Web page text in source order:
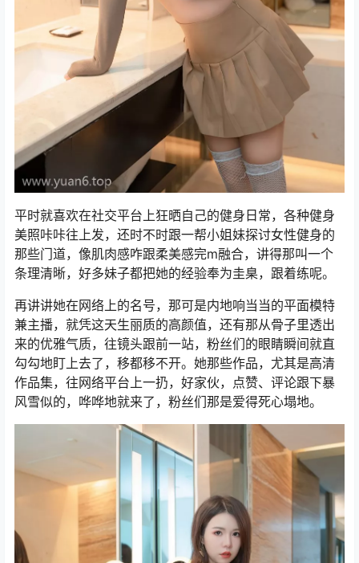
平时就喜欢在社交平台上狂晒自己的健身日常，各种健身
美照咔咔往上发，还时不时跟一帮小姐妹探讨女性健身的
那些门道，像肌肉感咋跟柔美感完m融合，讲得那叫一个
条理清晰，好多妹子都把她的经验奉为圭臬，跟着练呢。
再讲讲她在网络上的名号，那可是内地响当当的平面模特
兼主播，就凭这天生丽质的高颜值，还有那从骨子里透出
来的优雅气质，往镜头跟前一站，粉丝们的眼睛瞬间就直
勾勾地盯上去了，移都移不开。她那些作品，尤其是高清
作品集，往网络平台上一扔，好家伙，点赞、评论跟下暴
风雪似的，哗哗地就来了，粉丝们那是爱得死心塌地。